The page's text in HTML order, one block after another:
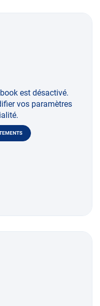
est désactivé.
vos paramètres